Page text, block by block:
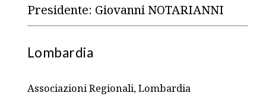
Presidente: Giovanni NOTARIANNI
Lombardia
Associazioni Regionali, Lombardia